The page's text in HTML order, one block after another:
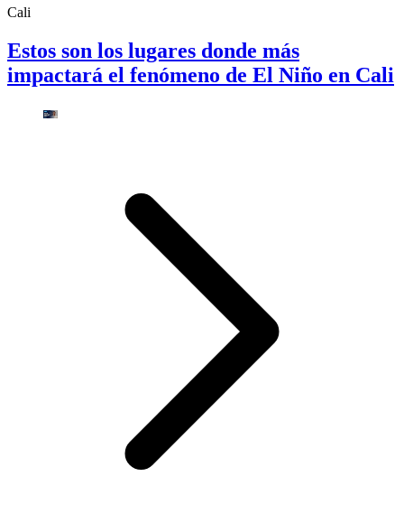
Cali
Estos son los lugares donde más
impactará el fenómeno de El Niño en Cali